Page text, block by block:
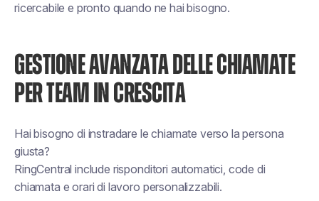
ricercabile e pronto quando ne hai bisogno.
GESTIONE AVANZATA DELLE CHIAMATE
PER TEAM IN CRESCITA
Hai bisogno di instradare le chiamate verso la persona
giusta?
RingCentral include risponditori automatici, code di
chiamata e orari di lavoro personalizzabili.